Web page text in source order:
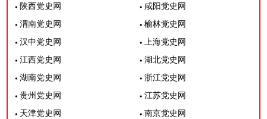
陕西党史网
咸阳党史网
渭南党史网
榆林党史网
汉中党史网
上海党史网
江西党史网
湖北党史网
湖南党史网
浙江党史网
贵州党史网
江苏党史网
天津党史网
南京党史网